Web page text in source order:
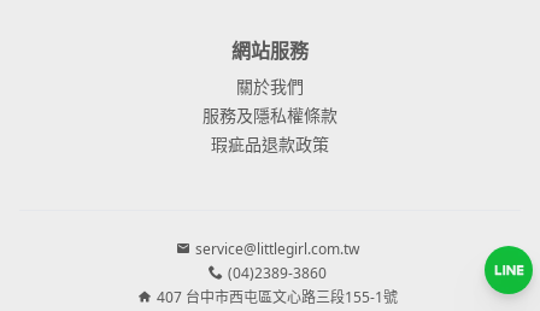
網站服務
關於我們
服務及隱私權條款
瑕疵品退款政策
service@littlegirl.com.tw
(04)2389-3860
407 台中市西屯區文心路三段155-1號